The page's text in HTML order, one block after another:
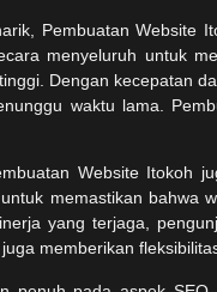
Website Itokoh
memastikan bahwa
yang terjaga,
memberikan